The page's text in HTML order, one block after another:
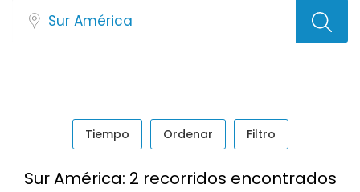
Tiempo Ordenar Filtro
Sur América: 2 recorridos encontrados